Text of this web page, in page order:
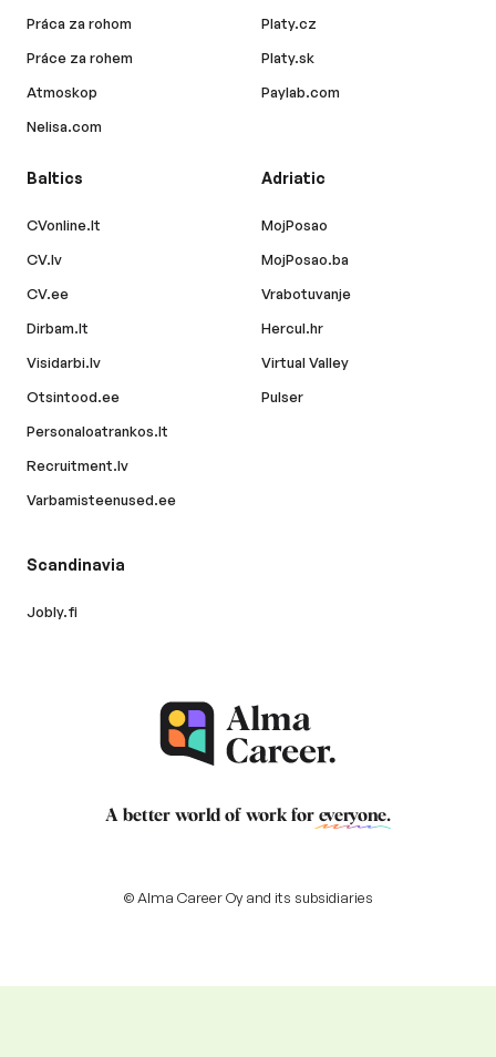
Práca za rohom
Práce za rohem
Atmoskop
Nelisa.com
Platy.cz
Platy.sk
Paylab.com
Baltics
CVonline.lt
CV.lv
CV.ee
Dirbam.lt
Visidarbi.lv
Otsintood.ee
Personaloatrankos.lt
Recruitment.lv
Varbamisteenused.ee
Adriatic
MojPosao
MojPosao.ba
Vrabotuvanje
Hercul.hr
Virtual Valley
Pulser
Scandinavia
Jobly.fi
A better world of work for everyone.
© Alma Career Oy and its subsidiaries